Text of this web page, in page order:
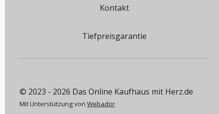
Kontakt
Tiefpreisgarantie
© 2023 - 2026 Das Online Kaufhaus mit Herz.de
Mit Unterstützung von Webador